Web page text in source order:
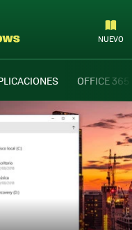
NUEVO
OFFICE 365